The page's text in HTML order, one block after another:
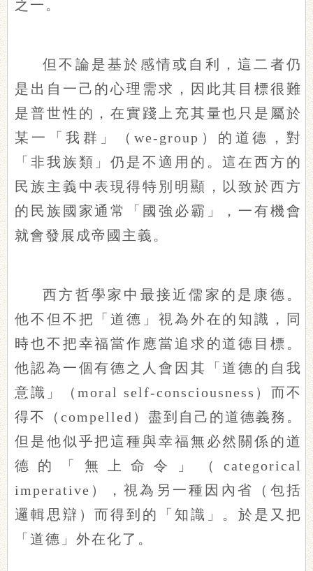
之一。
但不論是基於感情或自利，這二者仍
是出自一己的心理需求，因此其目標很難
是普世性的，在實踐上充其量也只是屬於
某一「我群」（we-group）的道德，對
「非我族類」仍是不適用的。這在西方的
民族主義中表現得特別明顯，以致於西方
的民族國家通常「國強必霸」，一有機會
就會發展成帝國主義。
西方哲學家中最接近儒家的是康德。
他不但不把「道德」視為外在的知識，同
時也不把幸福當作應當追求的道德目標。
他認為一個有德之人會因其「道德的自我
意識」（moral self-consciousness）而不
得不（compelled）盡到自己的道德義務。
但是他似乎把這種與幸福無必然關係的道
德的「無上命令」（categorical
imperative），視為另一種因內省（包括
邏輯思辯）而得到的「知識」。於是又把
「道德」外在化了。